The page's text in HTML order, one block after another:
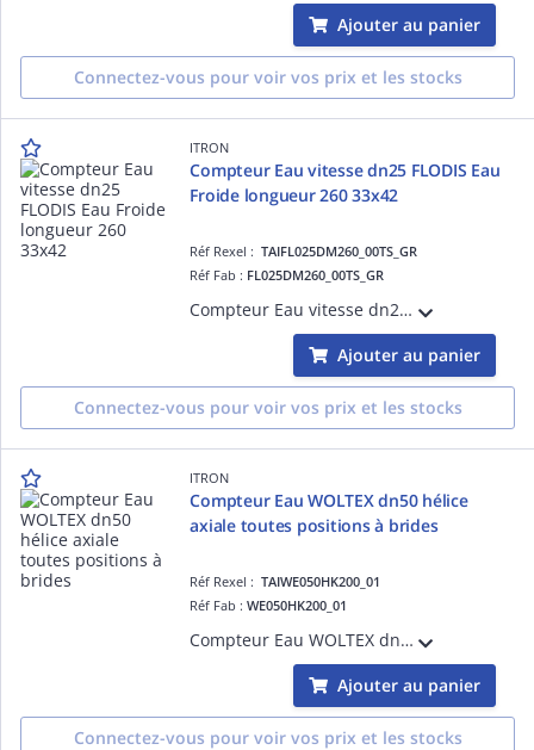
Ajouter au panier
Connectez-vous pour voir vos prix et les stocks
ITRON
Compteur Eau vitesse dn25 FLODIS Eau
Froide longueur 260 33x42
Réf Rexel :TAIFL025DM260_00TS_GR
Réf Fab : FL025DM260_00TS_GR
Compteur Eau vitesse dn25 FLODIS Eau Froide longueur 260 33x42-Débit de démarrage 10L/h R160H Totalisateur TSN Compatible avec Emetteurs Cyble
Ajouter au panier
Connectez-vous pour voir vos prix et les stocks
ITRON
Compteur Eau WOLTEX dn50 hélice
axiale toutes positions à brides
Réf Rexel :TAIWE050HK200_01
Réf Fab :WE050HK200_01
Compteur Eau WOLTEX dn50 hélice axiale toutes positions à brides Longueur 200 R100- Totalisateur Verre métal Compatible avec Emetteurs Cyble
Ajouter au panier
Connectez-vous pour voir vos prix et les stocks